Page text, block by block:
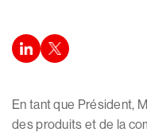
En tant que Président,
des produits et de la